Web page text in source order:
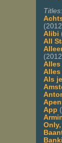
Titles:
Alibi
All
Alles
Als
App